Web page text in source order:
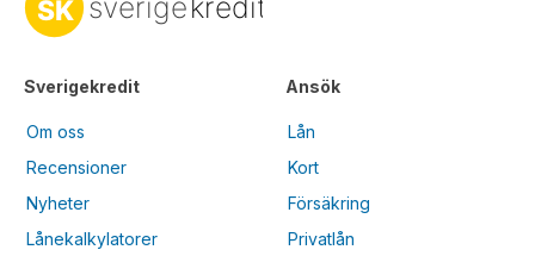
Sverigekredit
Om oss
Recensioner
Nyheter
Lånekalkylatorer
Ansök
Lån
Kort
Försäkring
Privatlån